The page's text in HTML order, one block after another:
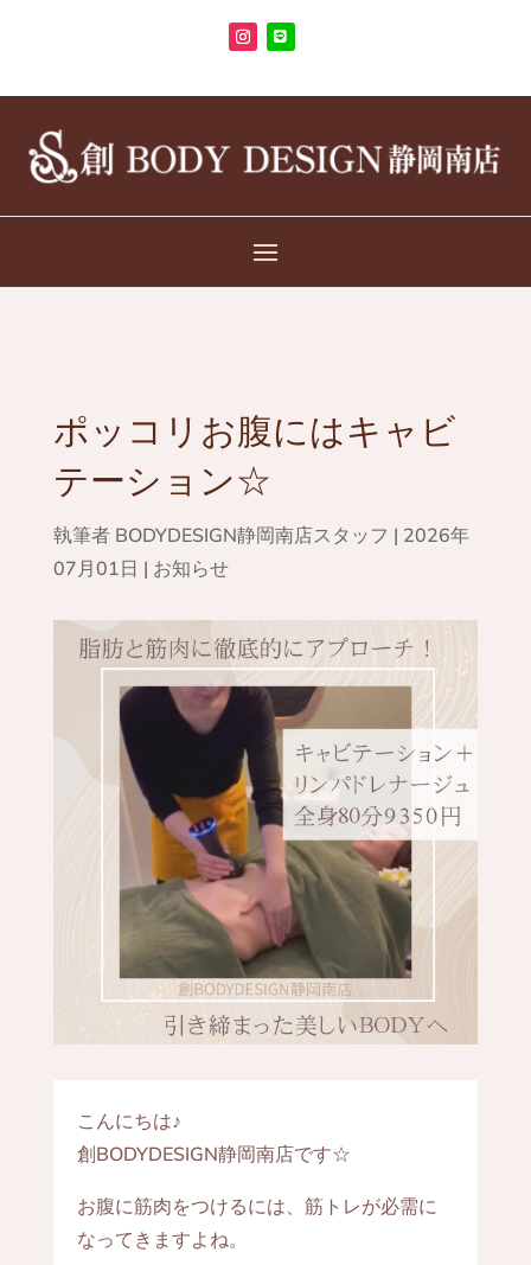
ポッコリお腹にはキャビ
テーション☆
執筆者 BODYDESIGN静岡南店スタッフ | 2026年
07月01日 | お知らせ
こんにちは♪
創BODYDESIGN静岡南店です☆
お腹に筋肉をつけるには、筋トレが必需に
なってきますよね。